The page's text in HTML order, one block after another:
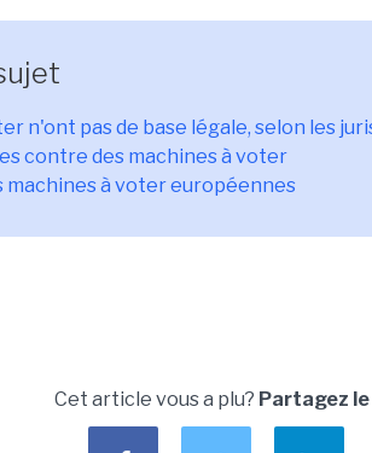
n'ont pas de base légale, selon les
contre des machines à voter
machines à voter européennes
Cet article vous a plu? Partagez le